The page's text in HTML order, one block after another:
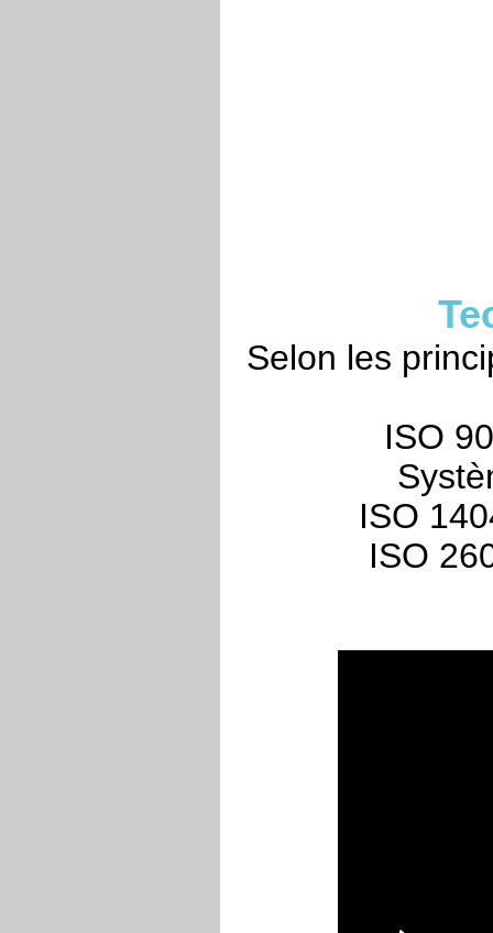
Selon les
ISO
ISO
ISO